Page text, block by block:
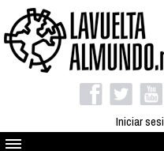
Iniciar